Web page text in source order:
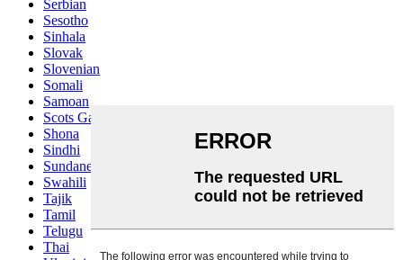
Serbian
Sesotho
Sinhala
Slovak
Slovenian
Somali
Samoan
Scots Gaelic
Shona
Sindhi
Sundanese
Swahili
Tajik
Tamil
Telugu
Thai